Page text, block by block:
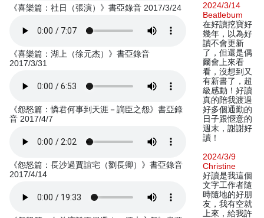
《喜樂篇：社日（張演）》書亞錄音 2017/3/24
《喜樂篇：湖上（徐元杰）》書亞錄音
2017/3/31
《怨怒篇：憐君何事到天涯－謫臣之怨》書亞錄
音 2017/4/7
《怨怒篇：長沙過賈誼宅（劉長卿）》書亞錄音
2017/4/14
2024/3/14
Beatlebum
在好讀挖寶好
幾年，以為好
讀不會更新
了，但還是偶
爾會上來看
看，沒想到又
有新書了，超
級感動！好讀
真的陪我渡過
好多個通勤的
日子跟愜意的
週末，謝謝好
讀！
2024/3/9
Christine
好讀是我這個
文字工作者隨
時隨地的好朋
友，我有空就
上來，給我許